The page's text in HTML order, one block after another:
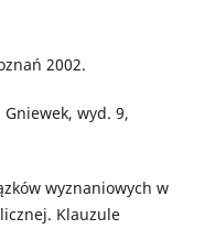
2002.
wyd. 9,
wyznaniowych w
Klauzule